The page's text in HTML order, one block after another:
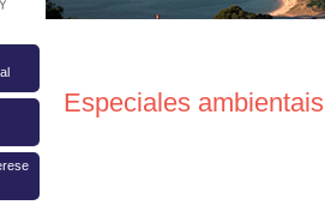
Especiales ambientais